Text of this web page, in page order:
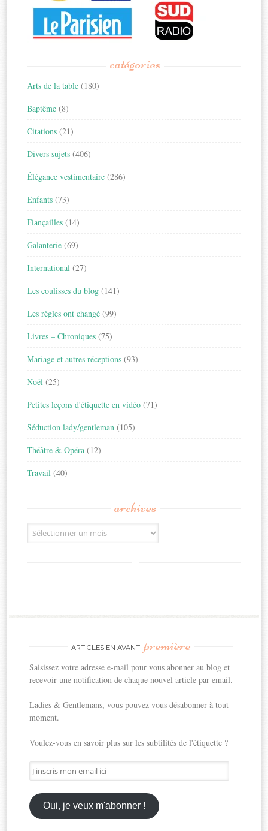
catégories
Arts de la table (180)
Baptême (8)
Citations (21)
Divers sujets (406)
Élégance vestimentaire (286)
Enfants (73)
Fiançailles (14)
Galanterie (69)
International (27)
Les coulisses du blog (141)
Les règles ont changé (99)
Livres – Chroniques (75)
Mariage et autres réceptions (93)
Noël (25)
Petites leçons d'étiquette en vidéo (71)
Séduction lady/gentleman (105)
Théâtre & Opéra (12)
Travail (40)
archives
Archives
ARTICLES EN AVANT première
Saisissez votre adresse e-mail pour vous abonner au blog et
recevoir une notification de chaque nouvel article par email.
Ladies & Gentlemans, vous pouvez vous désabonner à tout
moment.
Voulez-vous en savoir plus sur les subtilités de l'étiquette ?
J'inscris
mon
email
ici
Oui, je veux m'abonner !